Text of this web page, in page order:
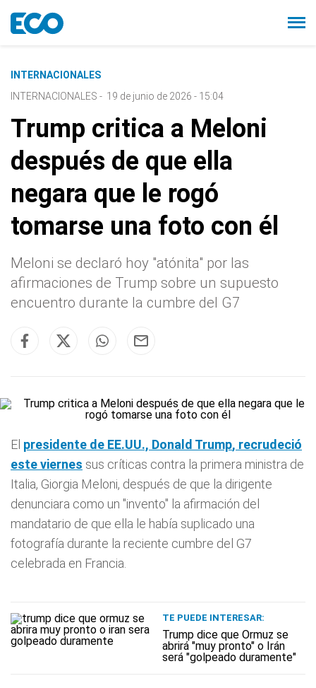
INTERNACIONALES
INTERNACIONALES - 19 de junio de 2026 - 15:04
Trump critica a Meloni
después de que ella
negara que le rogó
tomarse una foto con él
Meloni se declaró hoy "atónita" por las
afirmaciones de Trump sobre un supuesto
encuentro durante la cumbre del G7
El presidente de EE.UU., Donald Trump, recrudeció
este viernes sus críticas contra la primera ministra de
Italia, Giorgia Meloni, después de que la dirigente
denunciara como un "invento" la afirmación del
mandatario de que ella le había suplicado una
fotografía durante la reciente cumbre del G7
celebrada en Francia.
TE PUEDE INTERESAR:
Trump dice que Ormuz se
abrirá "muy pronto" o Irán
será "golpeado duramente"